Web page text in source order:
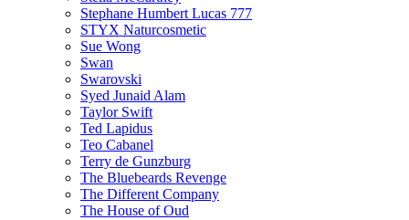
Stephane Humbert Lucas 777
STYX Naturсosmetic
Sue Wong
Swan
Swarovski
Syed Junaid Alam
Taylor Swift
Ted Lapidus
Teo Cabanel
Terry de Gunzburg
The Bluebeards Revenge
The Different Company
The House of Oud